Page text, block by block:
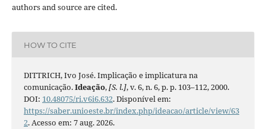
authors and source are cited.
HOW TO CITE
DITTRICH, Ivo José. Implicação e implicatura na
comunicação.Ideação,[S. l.], v. 6, n. 6, p. p. 103–112, 2000.
DOI: 10.48075/ri.v6i6.632. Disponível em:
https://saber.unioeste.br/index.php/ideacao/article/view/63
2. Acesso em: 7 aug. 2026.